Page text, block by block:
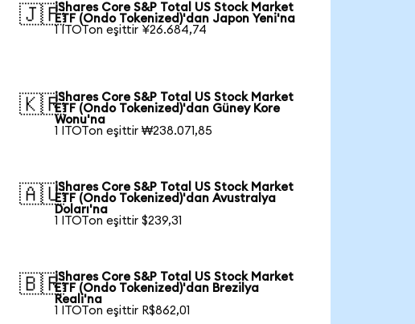
🇯🇵iShares Core S&P Total US Stock Market
ETF (Ondo Tokenized)'dan Japon Yeni'na
1 ITOTon eşittir ¥26.684,74
🇰🇷iShares Core S&P Total US Stock Market
ETF (Ondo Tokenized)'dan Güney Kore
Wonu'na
1 ITOTon eşittir ₩238.071,85
🇦🇺iShares Core S&P Total US Stock Market
ETF (Ondo Tokenized)'dan Avustralya
Doları'na
1 ITOTon eşittir $239,31
🇧🇷iShares Core S&P Total US Stock Market
ETF (Ondo Tokenized)'dan Brezilya
Reali'na
1 ITOTon eşittir R$862,01